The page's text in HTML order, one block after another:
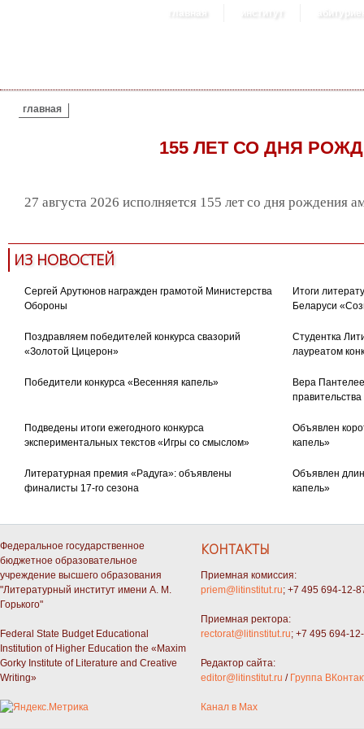
главная институт
ВЫ ЗДЕСЬ
главная
155 ЛЕТ СО ДНЯ
27 августа 2026 исполняется 155 лет со дня рождения
ИЗ НОВОСТЕЙ
Сергей Арутюнов награжден грамотой Министерства
Обороны
Итоги
Беларуси
Поздравляем победителей конкурса свазорий
«Золотой Цицерон»
Студентка
лауреатом
Победители конкурса «Весенняя капель»
Вера
Подведены итоги ежегодного конкурса
экспериментальных текстов «Игры со смыслом»
Объявлен
капель»
Литературная премия «Радуга»: объявлены
финалисты 17-го сезона
Объявлен
капель»
Федеральное государственное
бюджетное образовательное
учреждение высшего образования
"Литературный институт имени А. М.
Горького"
Federal State Budget Educational
Institution of Higher Education the «Maxim
Gorky Institute of Literature and Creative
Writing»
КОНТАКТЫ
Приемная комиссия:
priem@litinstitut.ru; +7 495 694-12-
Приемная ректора:
rectorat@litinstitut.ru; +7 495 694-
Редактор сайта:
editor@litinstitut.ru / Группа
Канал в Max